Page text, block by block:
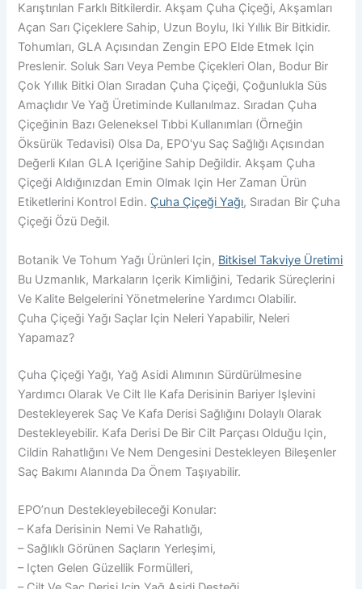
Karıştırılan Farklı Bitkilerdir. Akşam Çuha Çiçeği, Akşamları
Açan Sarı Çiçeklere Sahip, Uzun Boylu, Iki Yıllık Bir Bitkidir.
Tohumları, GLA Açısından Zengin EPO Elde Etmek Için
Preslenir. Soluk Sarı Veya Pembe Çiçekleri Olan, Bodur Bir
Çok Yıllık Bitki Olan Sıradan Çuha Çiçeği, Çoğunlukla Süs
Amaçlıdır Ve Yağ Üretiminde Kullanılmaz. Sıradan Çuha
Çiçeğinin Bazı Geleneksel Tıbbi Kullanımları (örneğin
Öksürük Tedavisi) Olsa Da, EPO'yu Saç Sağlığı Açısından
Değerli Kılan GLA Içeriğine Sahip Değildir. Akşam Çuha
Çiçeği Aldığınızdan Emin Olmak Için Her Zaman Ürün
Etiketlerini Kontrol Edin. Çuha Çiçeği Yağı, Sıradan Bir Çuha
Çiçeği Özü Değil.
Botanik Ve Tohum Yağı Ürünleri Için, Bitkisel Takviye Üretimi
Bu Uzmanlık, Markaların Içerik Kimliğini, Tedarik Süreçlerini
Ve Kalite Belgelerini Yönetmelerine Yardımcı Olabilir.
Çuha Çiçeği Yağı Saçlar Için Neleri Yapabilir, Neleri
Yapamaz?
Çuha Çiçeği Yağı, Yağ Asidi Alımının Sürdürülmesine
Yardımcı Olarak Ve Cilt Ile Kafa Derisinin Bariyer Işlevini
Destekleyerek Saç Ve Kafa Derisi Sağlığını Dolaylı Olarak
Destekleyebilir. Kafa Derisi De Bir Cilt Parçası Olduğu Için,
Cildin Rahatlığını Ve Nem Dengesini Destekleyen Bileşenler
Saç Bakımı Alanında Da Önem Taşıyabilir.
EPO’nun Destekleyebileceği Konular:
– Kafa Derisinin Nemi Ve Rahatlığı,
– Sağlıklı Görünen Saçların Yerleşimi,
– Içten Gelen Güzellik Formülleri,